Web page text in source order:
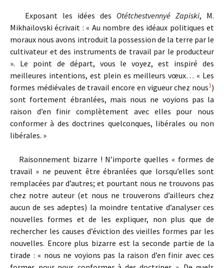
Exposant les idées des Otétchestvennyé Zapiski, M.
Mikhaïlovski écrivait : « Au nombre des idéaux politiques et
moraux nous avons introduit la possession de la terre par le
cultivateur et des instruments de travail par le producteur
». Le point de départ, vous le voyez, est inspiré des
meilleures intentions, est plein es meilleurs vœux… « Les
formes médiévales de travail encore en vigueur chez nous1)
sont fortement ébranlées, mais nous ne voyions pas la
raison d’en finir complètement avec elles pour nous
conformer à des doctrines quelconques, libérales ou non
libérales. »
Raisonnement bizarre ! N’importe quelles « formes de
travail » ne peuvent être ébranlées que lorsqu’elles sont
remplacées par d’autres; et pourtant nous ne trouvons pas
chez notre auteur (et nous ne trouverons d’ailleurs chez
aucun de ses adeptes) la moindre tentative d’analyser ces
nouvelles formes et de les expliquer, non plus que de
rechercher les causes d’éviction des vieilles formes par les
nouvelles. Encore plus bizarre est la seconde partie de la
tirade : « nous ne voyions pas la raison d’en finir avec ces